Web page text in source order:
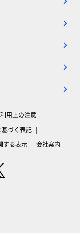
利用上の注意
基づく表記
する表示 会社案内